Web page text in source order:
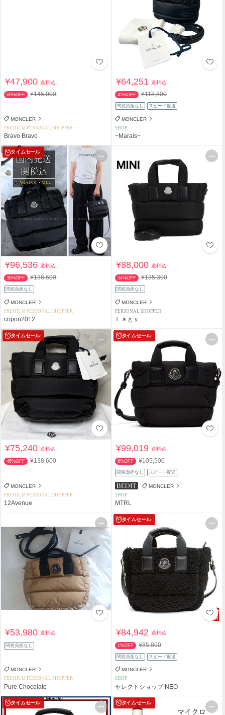
¥47,900送料込
66%OFF ¥145,000
MONCLER
PREMIUM PERSONAL SHOPPER
Bravo Bravo
¥64,251送料込
45%OFF ¥118,800
関税負担なし スピード配送
MONCLER
SHOP
~Marais~
タイムセール
¥96,536送料込
30%OFF ¥138,600
関税負担なし
MONCLER
PREMIUM PERSONAL SHOPPER
copori2012
¥88,000送料込
34%OFF ¥135,300
関税負担なし
MONCLER
PERSONAL SHOPPER
Ｌａｇｙ
タイムセール
¥75,240送料込
45%OFF ¥138,600
MONCLER
PREMIUM PERSONAL SHOPPER
12Avenue
タイムセール
¥99,019送料込
6%OFF ¥105,500
関税負担なし スピード配送
MONCLER
SHOP
MTRL
¥53,980送料込
関税負担なし
MONCLER
PREMIUM PERSONAL SHOPPER
Pure Chocolate
タイムセール
¥84,942送料込
1%OFF ¥85,800
関税負担なし スピード配送
MONCLER
SHOP
セレクトショップ NEO
タイムセール タイムセール